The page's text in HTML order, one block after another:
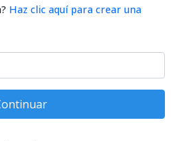
Haz clic aquí para crear una